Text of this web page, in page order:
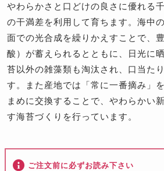
やわらかさと口どけの良さに優れる
の干満差を利用して育ちます。海中
面での光合成を繰りかえすことで、
酸）が蓄えられるとともに、日光に
苔以外の雑藻類も淘汰され、口当た
す。また産地では「常に一番摘み」
まめに交換することで、やわらかい
す海苔づくりを行っています。
ご注文前に必ずお読み下さい